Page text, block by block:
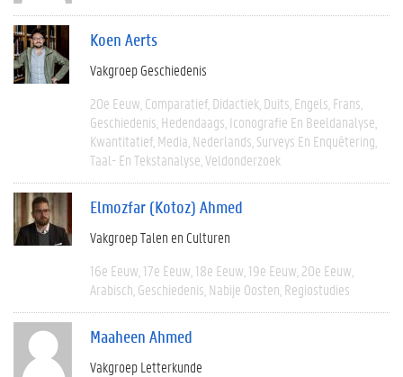
Koen Aerts
Vakgroep Geschiedenis
20e Eeuw Comparatief Didactiek Duits Engels Frans
Geschiedenis Hedendaags Iconografie En Beeldanalyse
Kwantitatief Media Nederlands Surveys En Enquêtering
Taal- En Tekstanalyse Veldonderzoek
Elmozfar (Kotoz) Ahmed
Vakgroep Talen en Culturen
16e Eeuw 17e Eeuw 18e Eeuw 19e Eeuw 20e Eeuw
Arabisch Geschiedenis Nabije Oosten Regiostudies
Maaheen Ahmed
Vakgroep Letterkunde